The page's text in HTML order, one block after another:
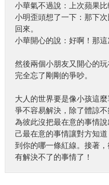
小華氣不過說：上次蘋果比
小明歪頭想了一下：那下
回來。
小華開心的說：好啊！那這
然後兩個小朋友又開心的玩
完全忘了剛剛的爭吵。
大人的世界要是像小孩這
爭不容易解決，除了體諒
為彼此沒把最在意的事情
己最在意的事情讓對方知
到你的哪一條紅線。接著
有解決不了的事情了！